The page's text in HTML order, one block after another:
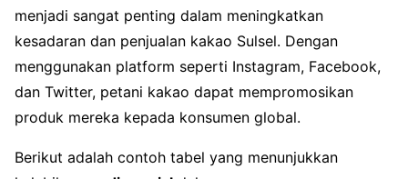
menjadi sangat penting dalam meningkatkan
kesadaran dan penjualan kakao Sulsel. Dengan
menggunakan platform seperti Instagram, Facebook,
dan Twitter, petani kakao dapat mempromosikan
produk mereka kepada konsumen global.
Berikut adalah contoh tabel yang menunjukkan